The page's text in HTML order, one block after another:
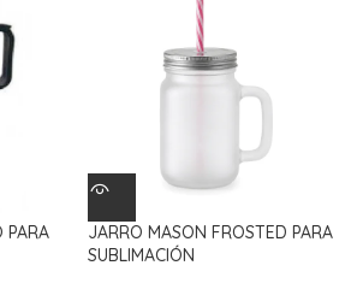
PARA
JARRO MASON FROSTED PARA
SUBLIMACIÓN